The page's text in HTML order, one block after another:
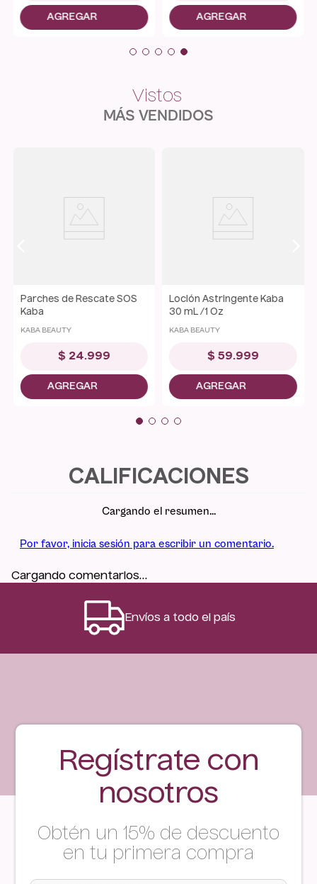
MÁS VENDIDOS
Parches de Rescate SOS
Kaba
KABA BEAUTY
$ 24.999
Loción Astringente Kaba
30 mL /1 Oz
KABA BEAUTY
$ 59.999
Cargando el resumen…
Por favor, inicia sesión para escribir un comentario.
Cargando comentarios…
Envíos a todo el país
Regístrate con
nosotros
Obtén un 15% de descuento
en tu primera compra